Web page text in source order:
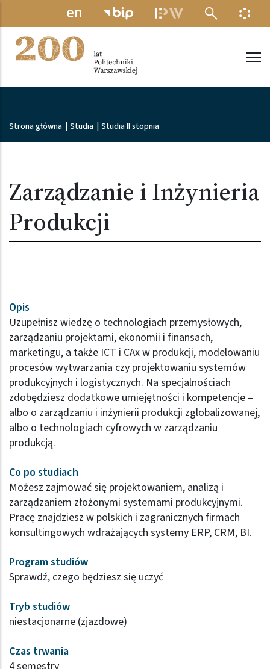
Przejdź do treści
MENU
Ścieżka nawigacyjna
Strona główna Studia Studia II stopnia
Zarządzanie i Inżynieria
Produkcji
Opis
Uzupełnisz wiedzę o technologiach przemysłowych,
zarządzaniu projektami, ekonomii i finansach,
marketingu, a także ICT i CAx w produkcji, modelowaniu
procesów wytwarzania czy projektowaniu systemów
produkcyjnych i logistycznych. Na specjalnościach
zdobędziesz dodatkowe umiejętności i kompetencje –
albo o zarządzaniu i inżynierii produkcji zglobalizowanej,
albo o technologiach cyfrowych w zarządzaniu
produkcją.
Co po studiach
Możesz zajmować się projektowaniem, analizą i
zarządzaniem złożonymi systemami produkcyjnymi.
Pracę znajdziesz w polskich i zagranicznych firmach
konsultingowych wdrażających systemy ERP, CRM, BI.
Program studiów
Sprawdź, czego będziesz się uczyć
Tryb studiów
niestacjonarne (zjazdowe)
Czas trwania